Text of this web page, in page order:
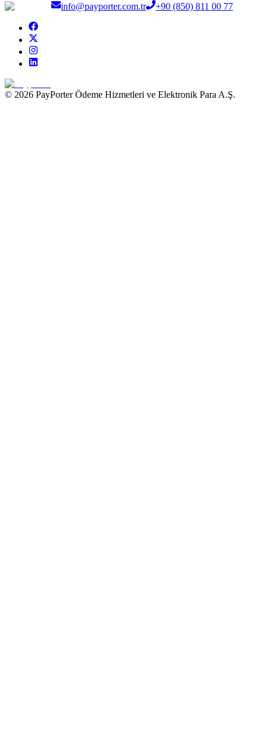
info@payporter.com.tr
+90 (850) 811 00 77
© 2026 PayPorter Ödeme Hizmetleri ve Elektronik Para A.Ş.